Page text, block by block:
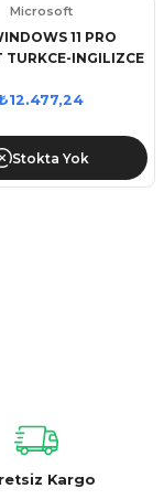
Microsoft
11 PRO
INGILIZCE
GONDERILIR)
Stokta Yok
Kargo